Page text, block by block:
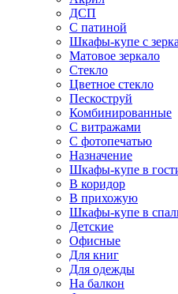
ДСП
С патиной
Шкафы-купе с
Матовое зеркало
Стекло
Цветное стекло
Пескоструй
Комбинированные
С витражами
С фотопечатью
Назначение
Шкафы-купе в
В коридор
В прихожую
Шкафы-купе в
Детские
Офисные
Для книг
Для одежды
На балкон